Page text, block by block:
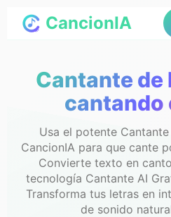
CancionIA
Cantante
cantando
Usa el potente
CancionIA para que cante
Convierte texto en
tecnología Cantante AI
Transforma tus letras en
de sonido